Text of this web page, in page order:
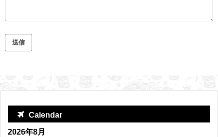
Calendar
2026年8月